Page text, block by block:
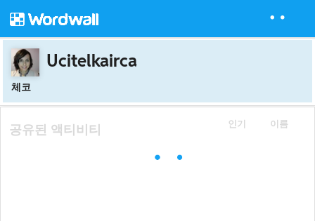
Ucitelkairca
체코
인기 이름
공유된 액티비티